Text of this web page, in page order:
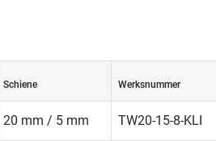
Schiene Werksnummer
20 mm / 5 mm TW20-15-8-KLI